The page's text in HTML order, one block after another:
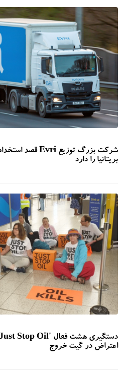
بریتانیا را دارد
اعتراض در گیت خروج